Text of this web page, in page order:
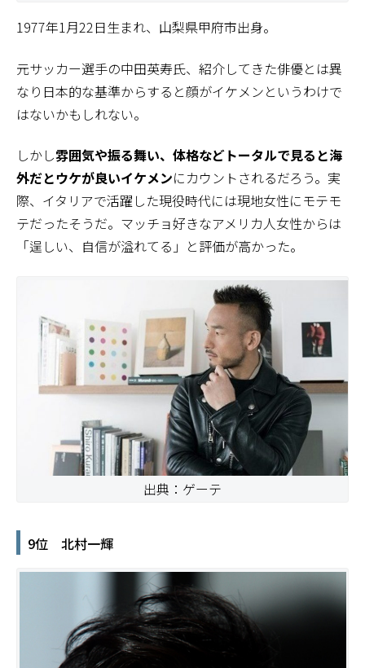
1977年1月22日生まれ、山梨県甲府市出身。
元サッカー選手の中田英寿氏、紹介してきた俳優とは異
なり日本的な基準からすると顔がイケメンというわけで
はないかもしれない。
しかし雰囲気や振る舞い、体格などトータルで見ると海
外だとウケが良いイケメンにカウントされるだろう。実
際、イタリアで活躍した現役時代には現地女性にモテモ
テだったそうだ。マッチョ好きなアメリカ人女性からは
「逞しい、自信が溢れてる」と評価が高かった。
出典：ゲーテ
9位 北村一輝